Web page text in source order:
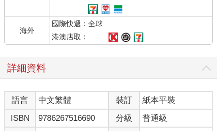
台積電新廠區約四點五個東京巨蛋這麼大，相關職員約一千七百
人，所在的菊陽町人口僅約四點三萬，廠區最近的JR「原水站」
還是個沒站務員的小車站。隨著廠區啟用，通勤時間突然湧現大
量乘客，同時菊陽町及其周邊地區大眾運輸不發達，原有的塞車
其次，台積電開出大學畢業起薪廿八萬日圓（約台幣六點一萬
元）的誘人條件成功吸引人才，不過當地其他製造業卻陷入缺人
困境。另外，熊本以豐富優質的地下水資源著稱，居民不免擔心
半導體製造需要大量水資源，如此一來水量與水質都可能受到影
響，甚至破壞環境。以上這些都是新任熊本知事亟需面對的問
海外
國際快遞：全球
港澳店取：
詳細資料
語言 中文繁體 裝訂
紙本平裝
ISBN
9786267516690 分級 普通級